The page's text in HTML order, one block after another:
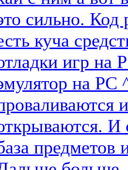
сильно. Код
куча
игр на
на PC
И
предметов